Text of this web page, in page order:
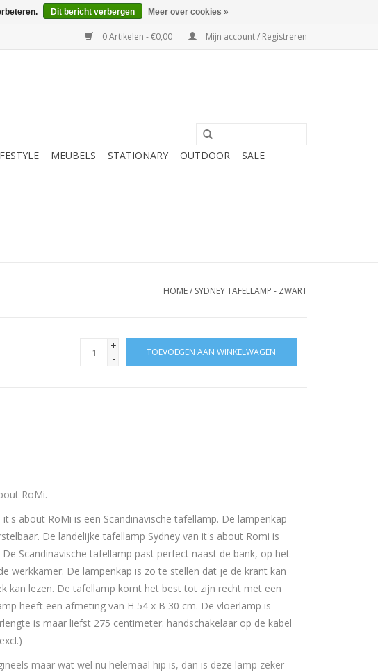
0 Artikelen - €0,00 Mijn account / Registreren
MEUBELS STATIONARY OUTDOOR
SALE
HOME/ SYDNEY TAFELLAMP - ZWART
+
-
TOEVOEGEN AAN WINKELWAGEN
RoMi.
about RoMi is een Scandinavische tafellamp. De lampenkap
De landelijke tafellamp Sydney van it's about Romi is
Scandinavische tafellamp past perfect naast de bank, op het
werkkamer. De lampenkap is zo te stellen dat je de krant kan
kan lezen. De tafellamp komt het best tot zijn recht met een
heeft een afmeting van H 54 x B 30 cm. De vloerlamp is
is maar liefst 275 centimeter. handschakelaar op de kabel
maar wat wel nu helemaal hip is, dan is deze lamp zeker
Dit bericht verbergen Meer over cookies »